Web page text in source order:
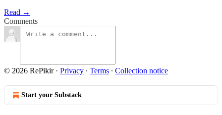
Read →
Comments
© 2026 RePikir· Privacy ∙ Terms ∙ Collection notice
Start your Substack